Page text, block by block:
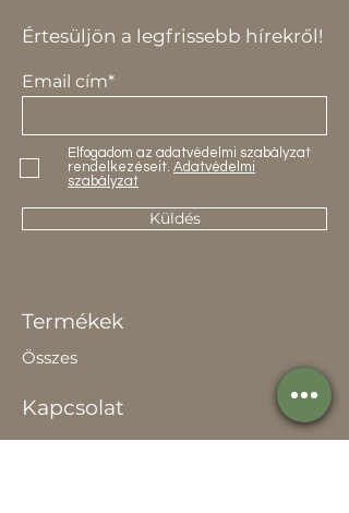
Értesüljön a legfrissebb hírekről!
Email cím*
Elfogadom az adatvédelmi szabályzat
rendelkezéseit. Adatvédelmi
szabályzat
Küldés
Termékek
Összes
Kapcsolat
Elérhetőség